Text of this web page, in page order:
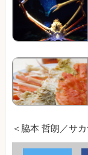
＜脇本 哲朗／サ